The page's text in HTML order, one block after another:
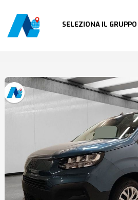
SELEZIONA IL GRUPPO